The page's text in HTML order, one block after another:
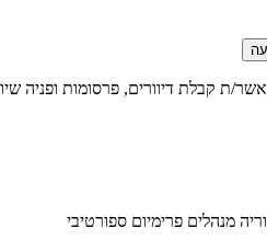
ת קבלת דיוורים, פרסומות ופניה